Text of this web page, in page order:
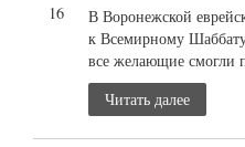
16
В Воронежской
к Всемирному
все желающие смогли
Читать далее